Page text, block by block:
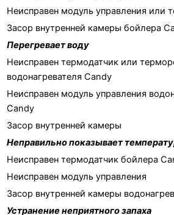
Неисправен модуль управления или
Засор внутренней камеры бойлера
Перегревает воду
Неисправен термодатчик или
водонагревателя Candy
Неисправен модуль управления
Candy
Засор внутренней камеры
Неправильно показывает
Неисправен термодатчик бойлера
Неисправен модуль управления
Засор внутренней камеры
Устранение неприятного запаха